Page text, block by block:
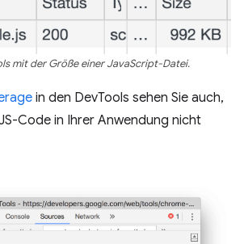
mit der Größe einer JavaScript-Datei.
in den DevTools sehen Sie auch,
Code in Ihrer Anwendung nicht